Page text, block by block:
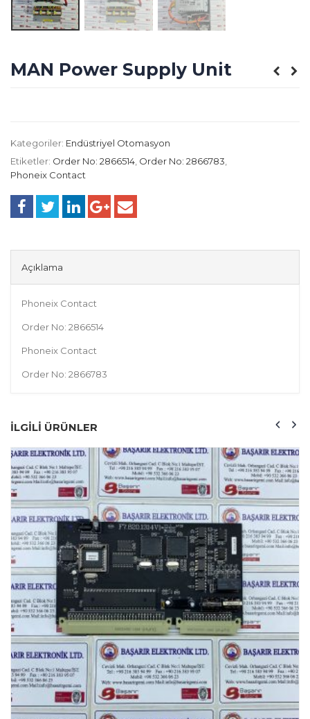
MAN Power Supply Unit
Kategoriler: Endüstriyel Otomasyon
Etiketler: Order No: 2866514 Order No: 2866783
Phoneix Contact
Açıklama
Phoneix Contact
Order No: 2866514
Phoneix Contact
Order No: 2866783
ILGILI ÜRÜNLER